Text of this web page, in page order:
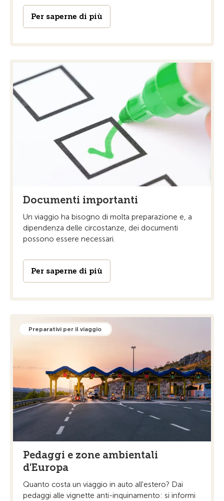
Per saperne di più
Documenti importanti
Un viaggio ha bisogno di molta preparazione e, a
dipendenza delle circostanze, dei documenti
possono essere necessari.
Per saperne di più
Preparativi per il viaggio
Pedaggi e zone ambientali
d'Europa
Quanto costa un viaggio in auto all'estero? Dai
pedaggi alle vignette anti-inquinamento: si informi